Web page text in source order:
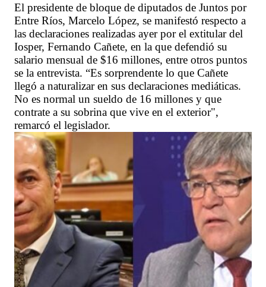
El presidente de bloque de diputados de Juntos por
Entre Ríos, Marcelo López, se manifestó respecto a
las declaraciones realizadas ayer por el extitular del
Iosper, Fernando Cañete, en la que defendió su
salario mensual de $16 millones, entre otros puntos
se la entrevista. “Es sorprendente lo que Cañete
llegó a naturalizar en sus declaraciones mediáticas.
No es normal un sueldo de 16 millones y que
contrate a su sobrina que vive en el exterior",
remarcó el legislador.